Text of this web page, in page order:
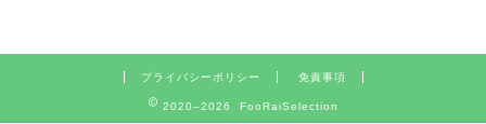
プライバシーポリシー 免責事項
2020–2026 FooRaiSelection